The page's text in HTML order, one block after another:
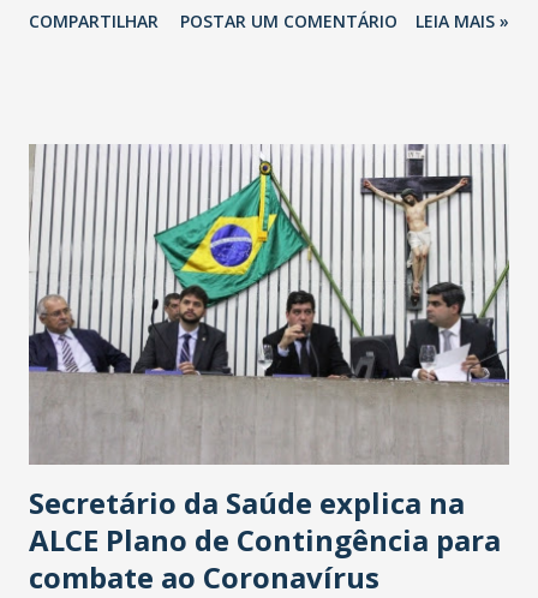
Havan Fortaleza ainda não foi anunciada oficialmente, mas
COMPARTILHAR POSTAR UM COMENTÁRIO LEIA MAIS »
Secretário da Saúde explica na
ALCE Plano de Contingência para
combate ao Coronavírus